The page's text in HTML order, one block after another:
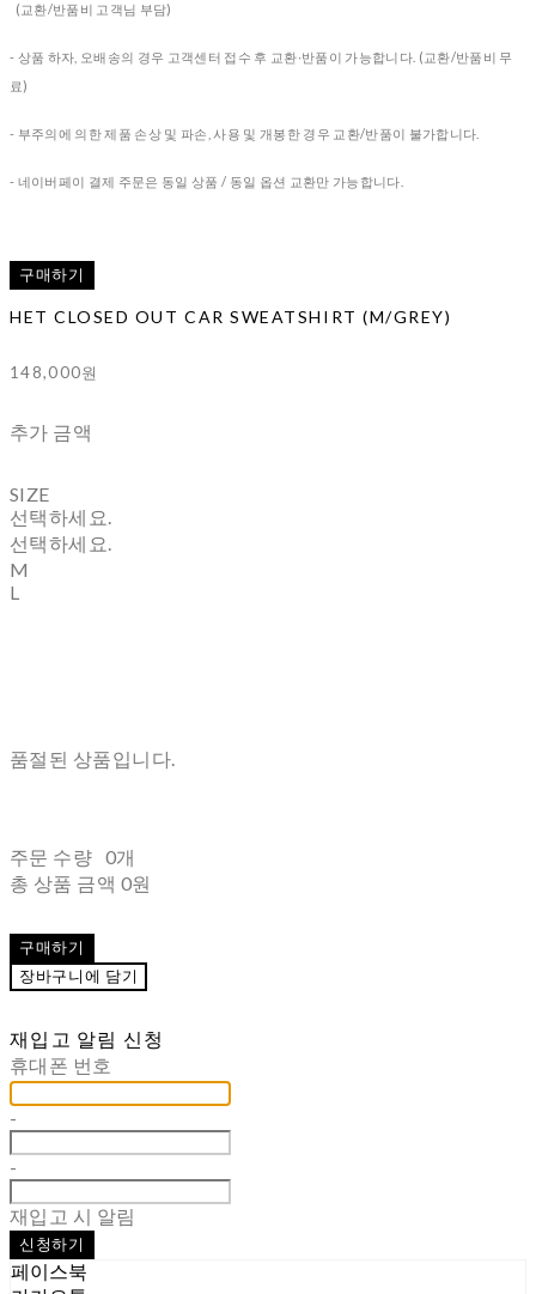
(교환/반품비 고객님 부담)
- 상품 하자, 오배송의 경우 고객센터 접수 후 교환∙반품이 가능합니다. (교환/반품비 무
료)
- 부주의에 의한 제품 손상 및 파손, 사용 및 개봉한 경우 교환/반품이 불가합니다.
- 네이버페이 결제 주문은 동일 상품 / 동일 옵션 교환만 가능합니다.
구매하기
HET CLOSED OUT CAR SWEATSHIRT (M/GREY)
148,000원
추가 금액
SIZE
선택하세요.
선택하세요.
M
L
품절된 상품입니다.
주문 수량 0개
총 상품 금액 0원
구매하기
장바구니에 담기
재입고 알림 신청
휴대폰 번호
-
-
재입고 시 알림
신청하기
페이스북